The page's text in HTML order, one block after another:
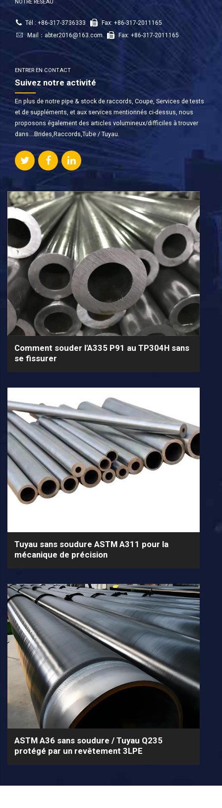
NOTRE RÉSEAU
Tél : +86-317-3736333
Fax: +86-317-2011165
Mail： abter2016@163.com Fax: +86-317-2011165
ENTRER EN CONTACT
Suivez notre activité
En plus de notre pipe & stock de raccords, Coupe, Services de tests
et de suppléments, et aux services mentionnés ci-dessus, nous
proposons également des articles volumineux/difficiles à trouver
dans….Brides,Raccords,Tube / Tuyau.
Comment souder l'A335 P91 au TP304H sans
se fissurer
Tuyau sans soudure ASTM A311 pour la
mécanique de précision
ASTM A36 sans soudure / Tuyau Q235
protégé par un revêtement 3LPE